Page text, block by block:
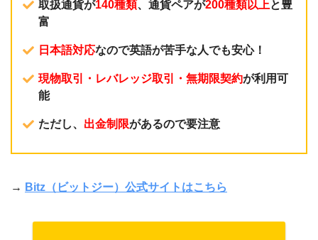
取扱通貨が140種類、通貨ペアが200種類以上と豊
富
日本語対応なので英語が苦手な人でも安心！
現物取引・レバレッジ取引・無期限契約が利用可
能
ただし、 出金制限があるので要注意
→ Bitz（ビットジー）公式サイトはこちら